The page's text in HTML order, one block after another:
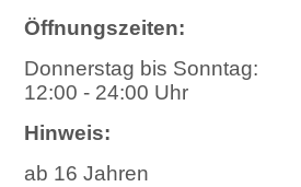
Öffnungszeiten:
Donnerstag bis Sonntag:
12:00 - 24:00 Uhr
Hinweis:
ab 16 Jahren